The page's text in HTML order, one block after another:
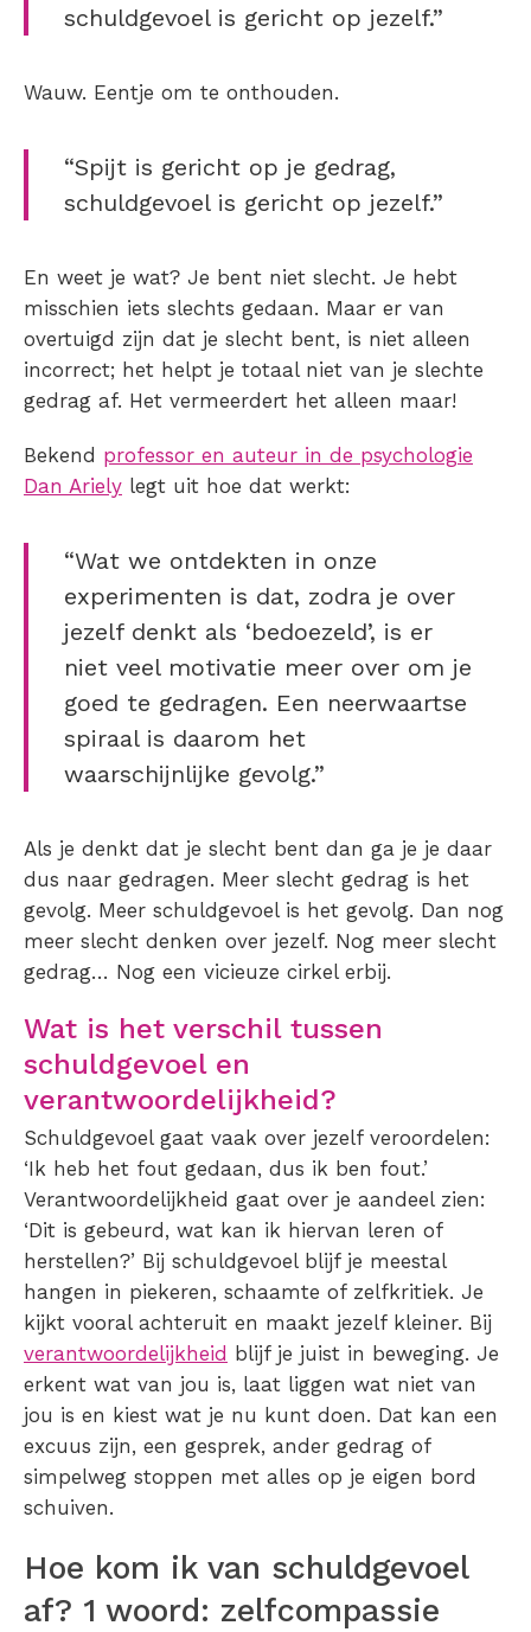
schuldgevoel is gericht op jezelf.”
Wauw. Eentje om te onthouden.
“Spijt is gericht op je gedrag,
schuldgevoel is gericht op jezelf.”
En weet je wat? Je bent niet slecht. Je hebt
misschien iets slechts gedaan. Maar er van
overtuigd zijn dat je slecht bent, is niet alleen
incorrect; het helpt je totaal niet van je slechte
gedrag af. Het vermeerdert het alleen maar!
Bekend professor en auteur in de psychologie
Dan Ariely legt uit hoe dat werkt:
“Wat we ontdekten in onze
experimenten is dat, zodra je over
jezelf denkt als ‘bedoezeld’, is er
niet veel motivatie meer over om je
goed te gedragen. Een neerwaartse
spiraal is daarom het
waarschijnlijke gevolg.”
Als je denkt dat je slecht bent dan ga je je daar
dus naar gedragen. Meer slecht gedrag is het
gevolg. Meer schuldgevoel is het gevolg. Dan nog
meer slecht denken over jezelf. Nog meer slecht
gedrag… Nog een vicieuze cirkel erbij.
Wat is het verschil tussen
schuldgevoel en
verantwoordelijkheid?
Schuldgevoel gaat vaak over jezelf veroordelen:
‘Ik heb het fout gedaan, dus ik ben fout.’
Verantwoordelijkheid gaat over je aandeel zien:
‘Dit is gebeurd, wat kan ik hiervan leren of
herstellen?’ Bij schuldgevoel blijf je meestal
hangen in piekeren, schaamte of zelfkritiek. Je
kijkt vooral achteruit en maakt jezelf kleiner. Bij
verantwoordelijkheid blijf je juist in beweging. Je
erkent wat van jou is, laat liggen wat niet van
jou is en kiest wat je nu kunt doen. Dat kan een
excuus zijn, een gesprek, ander gedrag of
simpelweg stoppen met alles op je eigen bord
schuiven.
Hoe kom ik van schuldgevoel
af? 1 woord: zelfcompassie